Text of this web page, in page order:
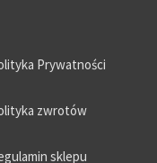
Prywatności
zwrotów
sklepu